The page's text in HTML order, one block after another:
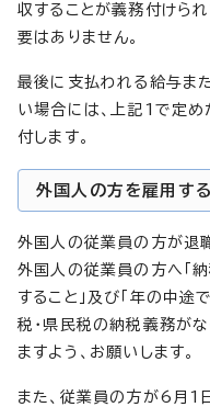
収することが義務付けら
要はありません。
最後に支払われる給与ま
い場合には、上記1で定
付します。
外国人の方を雇用す
外国人の従業員の方が退
外国人の従業員の方へ「
すること」及び「年の中途
税・県民税の納税義務が
ますよう、お願いします。
また、従業員の方が6月